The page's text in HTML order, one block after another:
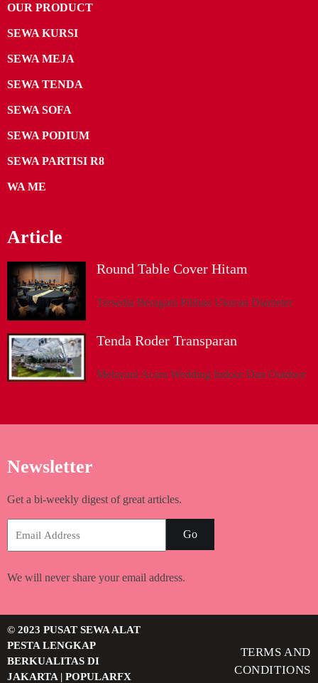
OUR PRODUCT
SEWA KURSI
SEWA MEJA
SEWA TENDA
SEWA SOFA
SEWA PODIUM
SEWA PARTISI R8
WA ME
Article
Round Table Cover Hitam
Tersedia Beragam Pilihan Ukuran Diameter
Tenda Roder Transparan
Melayani Acara Wedding Indoor Dan Outdoor
Newsletter
Get a bi-weekly digest of great articles.
Go
We will never share your email address.
© 2023 PUSAT SEWA ALAT
PESTA LENGKAP
BERKUALITAS DI
JAKARTA | POPULARFX
TERMS AND
CONDITIONS